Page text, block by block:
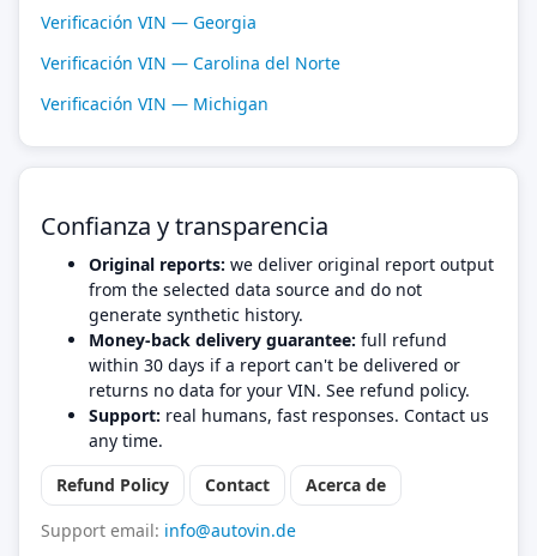
Verificación VIN — Georgia
Verificación VIN — Carolina del Norte
Verificación VIN — Michigan
Confianza y transparencia
Original reports: we deliver original report output
from the selected data source and do not
generate synthetic history.
Money-back delivery guarantee: full refund
within 30 days if a report can't be delivered or
returns no data for your VIN. See refund policy.
Support: real humans, fast responses. Contact us
any time.
Refund Policy
Contact
Acerca de
Support email: info@autovin.de